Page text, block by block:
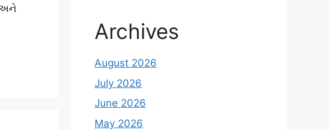
અને
Archives
August 2026
July 2026
June 2026
May 2026